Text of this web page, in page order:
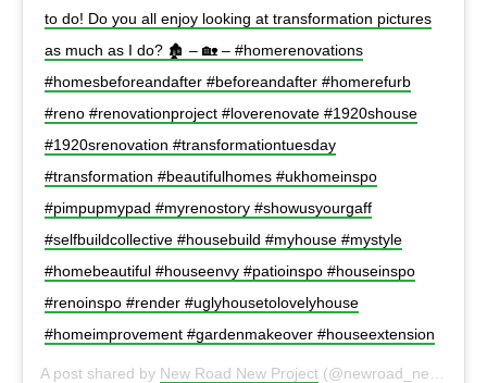
to do! Do you all enjoy looking at transformation pictures
as much as I do? 🏚 – 🏡 – #homerenovations
#homesbeforeandafter #beforeandafter #homerefurb
#reno #renovationproject #loverenovate #1920shouse
#1920srenovation #transformationtuesday
#transformation #beautifulhomes #ukhomeinspo
#pimpupmypad #myrenostory #showusyourgaff
#selfbuildcollective #housebuild #myhouse #mystyle
#homebeautiful #houseenvy #patioinspo #houseinspo
#renoinspo #render #uglyhousetolovelyhouse
#homeimprovement #gardenmakeover #houseextension
A post shared by New Road New Project (@newroad_newproject) on